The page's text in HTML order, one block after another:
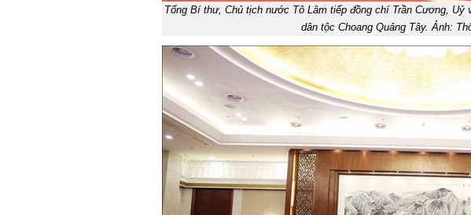
Tổng Bí thư, Chủ tịch nước Tô Lâm tiếp đồng chí Trần Cương,
dân tộc Choang Quảng Tây. Ảnh: